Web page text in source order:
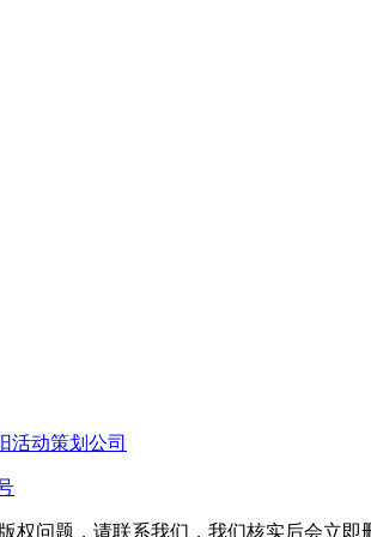
活动策划公司
权问题，请联系我们，我们核实后会立即